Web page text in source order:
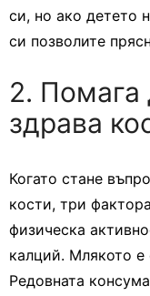
си, но ако детето
си позволите
2. Помага
здрава
Когато стане
кости, три
физическа
калций. Млякото е
Редовната